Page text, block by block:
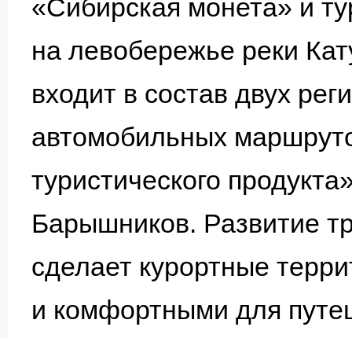
«Сибирская монета» и
на левобережье реки
входит в состав двух
автомобильных
туристического
Барышников. Развитие
сделает курортные
и комфортными для